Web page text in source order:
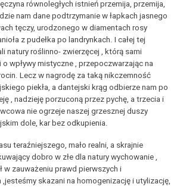
równoległych istnień przemija, przemija,
nam dane podtrzymanie w łapkach jasnego
tęczy, urodzonego w diamentach rosy
z pudełka po landrynkach. I całej tej
natury roślinno- zwierzęcej , którą sami
wpływy mistyczne , przepoczwarzając na
Lecz w nagrodę za taką nikczemność
piekła, a dantejski krąg odbierze nam po
, nadzieję porzuconą przez pychę, a trzecia i
nie ogrzeje naszej grzesznej duszy
dole, kar bez odkupienia.
teraźniejszego, mało realni, a skrajnie
dobro w złe dla natury wychowanie ,
w zauważeniu prawd pierwszych i
skazani na homogenizację i utylizację,